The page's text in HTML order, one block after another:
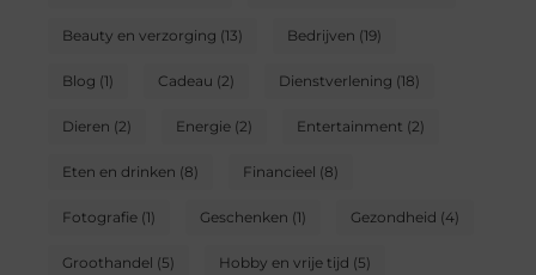
Beauty en verzorging (13) Bedrijven (19)
Blog (1) Cadeau (2) Dienstverlening (18)
Dieren (2) Energie(2) Entertainment (2)
Eten en drinken (8) Financieel (8)
Fotografie(1) Geschenken (1) Gezondheid (4)
Groothandel (5) Hobby en vrije tijd (5)